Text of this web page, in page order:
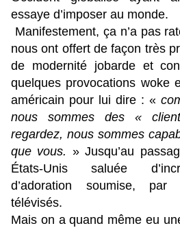
essaye d’imposer au monde.
Manifestement, ça n’a pas
nous ont offert de façon très
de modernité jobarde et
quelques provocations woke
américain pour lui dire : «
nous sommes des «
regardez, nous sommes
que vous. » Jusqu’au
États-Unis saluée
d’adoration soumise, par
télévisés.
Mais on a quand même eu